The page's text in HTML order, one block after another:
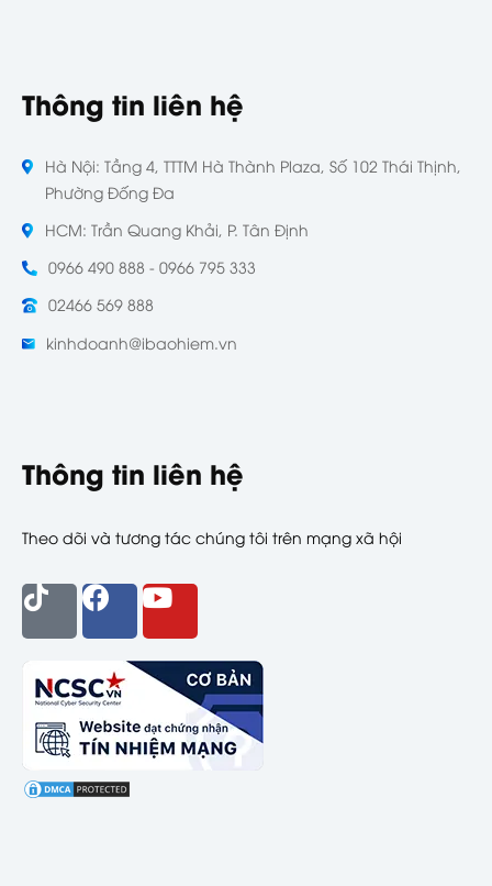
Thông tin liên hệ
Hà Nội: Tầng 4, TTTM Hà Thành Plaza, Số 102 Thái Thịnh,
Phường Đống Đa
HCM: Trần Quang Khải, P. Tân Định
0966 490 888 - 0966 795 333
02466 569 888
kinhdoanh@ibaohiem.vn
Thông tin liên hệ
Theo dõi và tương tác chúng tôi trên mạng xã hội